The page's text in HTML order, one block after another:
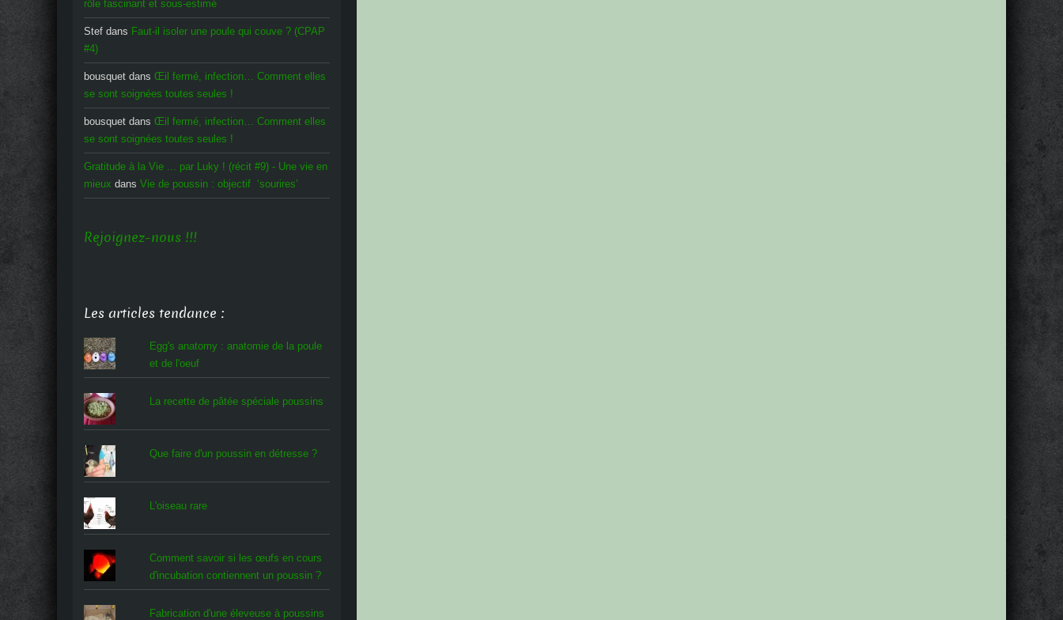
rôle fascinant et sous-estimé
Stef dans Faut-il isoler une poule qui couve ? (CPAP
#4)
bousquet dans Œil fermé, infection… Comment elles
se sont soignées toutes seules !
bousquet dans Œil fermé, infection… Comment elles
se sont soignées toutes seules !
Gratitude à la Vie ... par Luky ! (récit #9) - Une vie en
mieux dans Vie de poussin : objectif ‘sourires’
Rejoignez-nous !!!
Les articles tendance :
Egg's anatomy : anatomie de la poule
et de l'oeuf
La recette de pâtée spéciale poussins
Que faire d'un poussin en détresse ?
L'oiseau rare
Comment savoir si les œufs en cours
d'incubation contiennent un poussin ?
Fabrication d'une éleveuse à poussins